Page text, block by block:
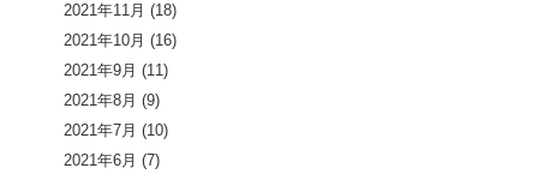
2021年11月 (18)
2021年10月 (16)
2021年9月 (11)
2021年8月 (9)
2021年7月 (10)
2021年6月 (7)